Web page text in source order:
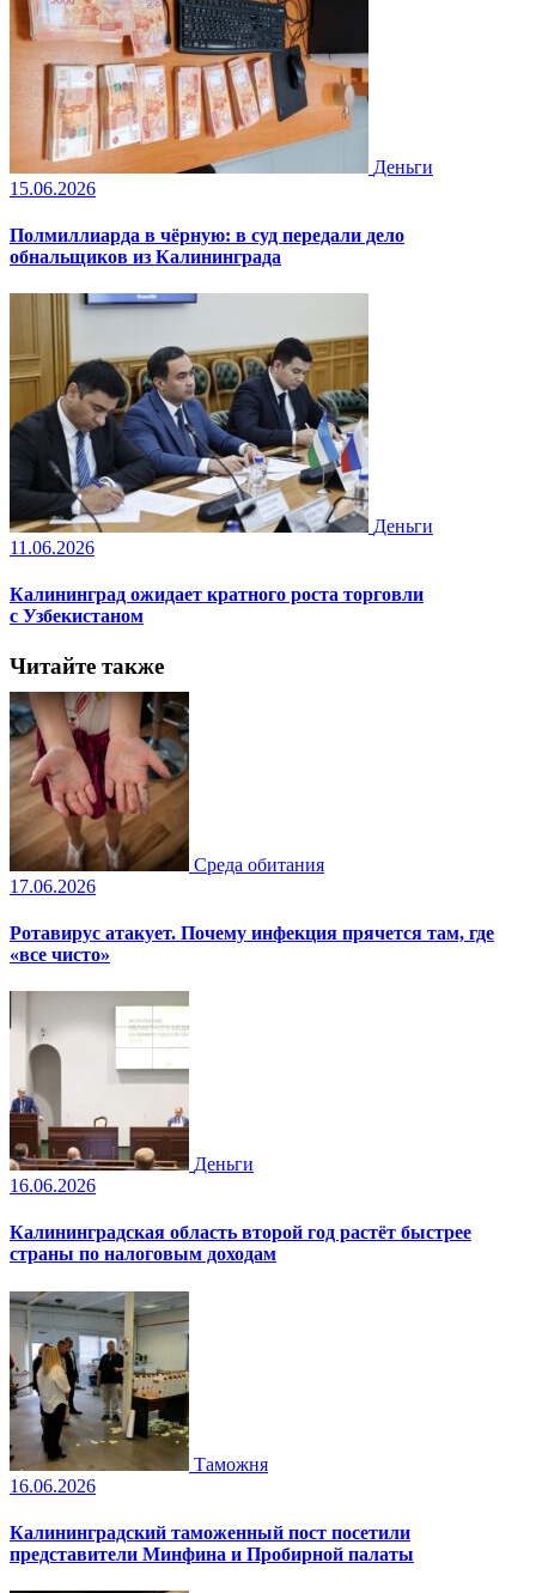
Деньги
15.06.2026
Полмиллиарда в чёрную: в суд передали дело
обнальщиков из Калининграда
Деньги
11.06.2026
Калининград ожидает кратного роста торговли
с Узбекистаном
Читайте также
Среда обитания
17.06.2026
Ротавирус атакует. Почему инфекция прячется там, где
«все чисто»
Деньги
16.06.2026
Калининградская область второй год растёт быстрее
страны по налоговым доходам
Таможня
16.06.2026
Калининградский таможенный пост посетили
представители Минфина и Пробирной палаты